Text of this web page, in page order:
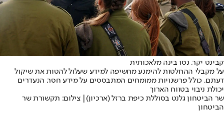
קבינט יקר, נסו בינה מלאכותית
על מקבלי ההחלטות להימנע מחשיפה למידע שעלול להטות את שיקול
דעתם, כולל פרשנויות ממומחים המתבססים על מידע חסר, הנעדרים
יכולת ניבוי בטווח הארוך
שר הביטחון גלנט בסוללת כיפת ברזל (ארכיון)| צילום: תקשורת שר
הביטחון